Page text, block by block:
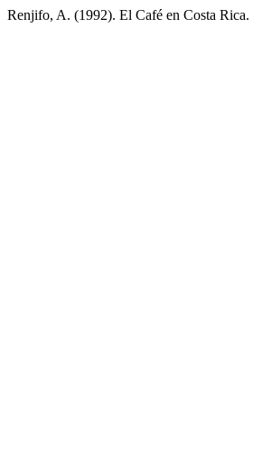
Renjifo, A. (1992). El Café en Costa Rica.